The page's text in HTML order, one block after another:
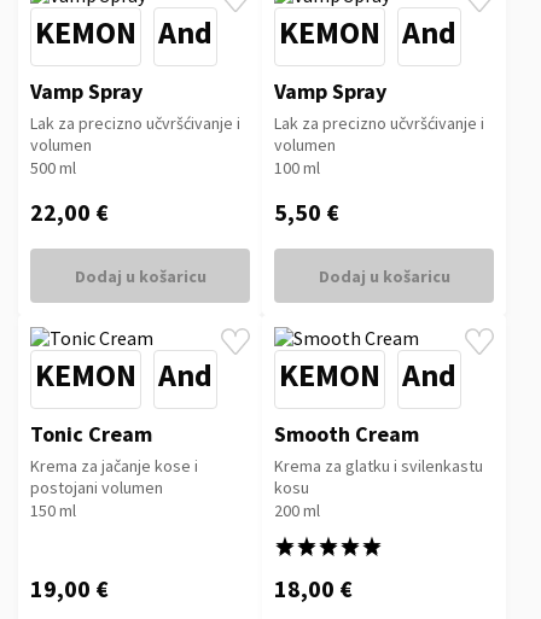
KEMON And
Vamp Spray
Lak za precizno učvršćivanje i
volumen
500 ml
22,00 €
Dodaj u košaricu
KEMON And
Vamp Spray
Lak za precizno učvršćivanje i
volumen
100 ml
5,50 €
Dodaj u košaricu
KEMON And
Tonic Cream
Krema za jačanje kose i
postojani volumen
150 ml
19,00 €
KEMON And
Smooth Cream
Krema za glatku i svilenkastu
kosu
200 ml
★★★★★
★★★★★
18,00 €